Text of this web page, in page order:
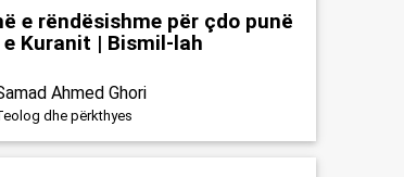
e rëndësishme për çdo punë
Kuranit | Bismil-lah
Ahmed Ghori
dhe përkthyes